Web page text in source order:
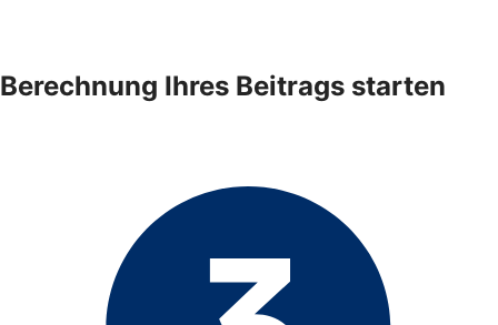
Berechnung Ihres Beitrags starten